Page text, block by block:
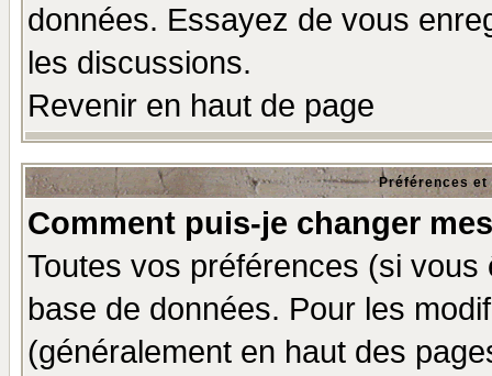
données. Essayez de vous
les discussions.
Revenir en haut de page
Préférences
Comment puis-je changer
Toutes vos préférences (si
base de données. Pour les
(généralement en haut des